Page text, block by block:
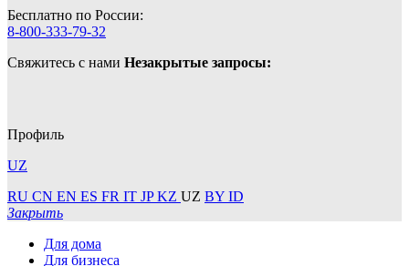
Бесплатно по России:
8-800-333-79-32
Свяжитесь с нами Незакрытые запросы:
Профиль
UZ
RU CN EN ES FR IT JPKZ UZ BY ID
Закрыть
Для дома
Для бизнеса